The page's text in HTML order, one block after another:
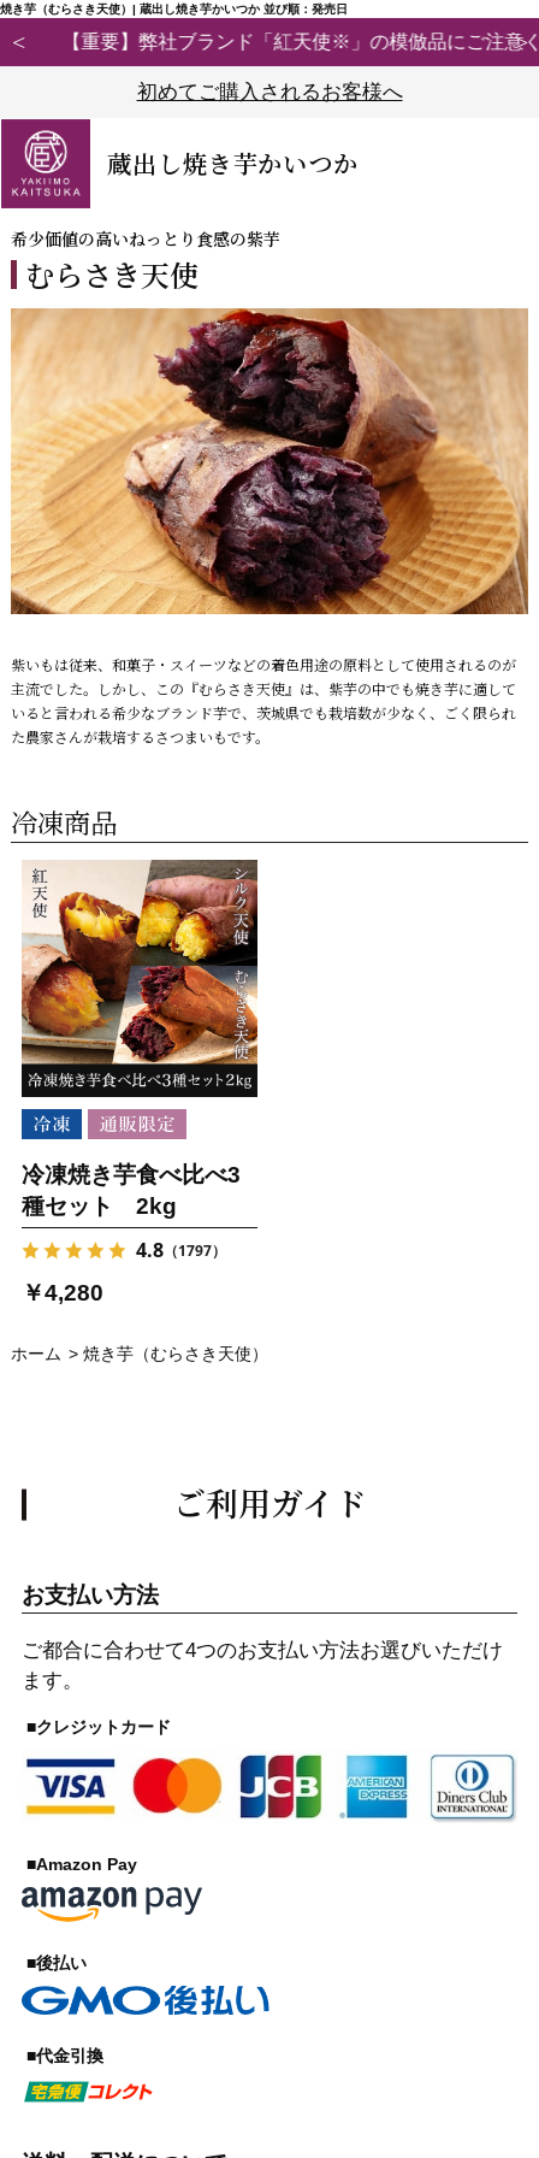
焼き芋（むらさき天使）| 蔵出し焼き芋かいつか 並び順：発売日
【重要】弊社ブランド「紅天使※」の模倣品にご注意ください
初めてご購入されるお客様へ
蔵出し焼き芋かいつか
希少価値の高いねっとり食感の紫芋
むらさき天使
紫いもは従来、和菓子・スイーツなどの着色用途の原料として使用されるのが
主流でした。しかし、この『むらさき天使』は、紫芋の中でも焼き芋に適して
いると言われる希少なブランド芋で、茨城県でも栽培数が少なく、ごく限られ
た農家さんが栽培するさつまいもです。
冷凍商品
冷凍焼き芋食べ比べ3
種セット 2kg
4.8（1797）
￥4,280
ホーム > 焼き芋（むらさき天使）
ご利用ガイド
お支払い方法
ご都合に合わせて4つのお支払い方法お選びいただけ
ます。
■クレジットカード
■Amazon Pay
■後払い
■代金引換